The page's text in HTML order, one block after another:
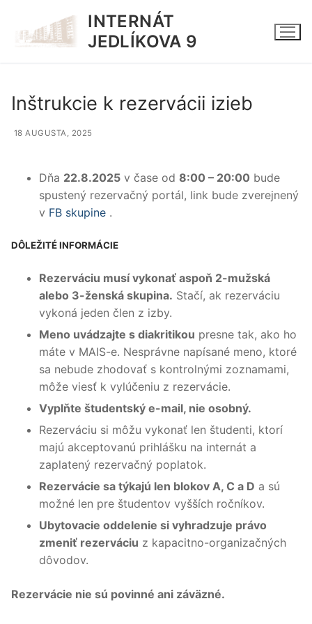
obsah
INTERNÁT
JEDLÍKOVA 9
Inštrukcie k rezervácii izieb
18 AUGUSTA, 2025
Dňa 22.8.2025 v čase od 8:00 – 20:00 bude
spustený rezervačný portál, link bude zverejnený
v FB skupine .
DÔLEŽITÉ INFORMÁCIE
Rezerváciu musí vykonať aspoň 2-mužská
alebo 3-ženská skupina. Stačí, ak rezerváciu
vykoná jeden člen z izby.
Meno uvádzajte s diakritikou presne tak, ako ho
máte v MAIS-e. Nesprávne napísané meno, ktoré
sa nebude zhodovať s kontrolnými zoznamami,
môže viesť k vylúčeniu z rezervácie.
Vyplňte študentský e-mail, nie osobný.
Rezerváciu si môžu vykonať len študenti, ktorí
majú akceptovanú prihlášku na internát a
zaplatený rezervačný poplatok.
Rezervácie sa týkajú len blokov A, C a D a sú
možné len pre študentov vyšších ročníkov.
Ubytovacie oddelenie si vyhradzuje právo
zmeniť rezerváciu z kapacitno-organizačných
dôvodov.
Rezervácie nie sú povinné ani záväzné.